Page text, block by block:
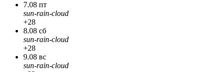
7.08 пт
sun-rain-cloud
+28
8.08 сб
sun-rain-cloud
+28
9.08 вс
sun-rain-cloud